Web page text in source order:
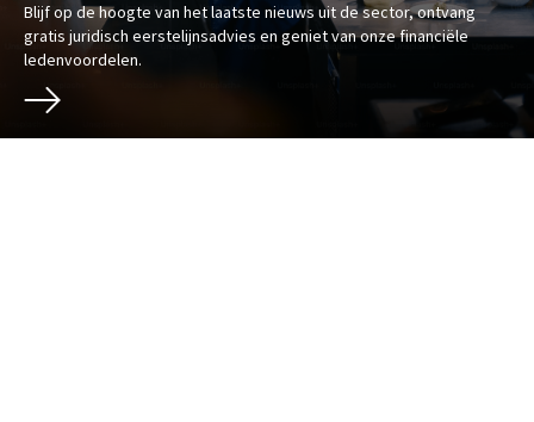
Blijf op de hoogte van het laatste nieuws uit de sector, ontvang
gratis juridisch eerstelijnsadvies en geniet van onze financiële
ledenvoordelen.